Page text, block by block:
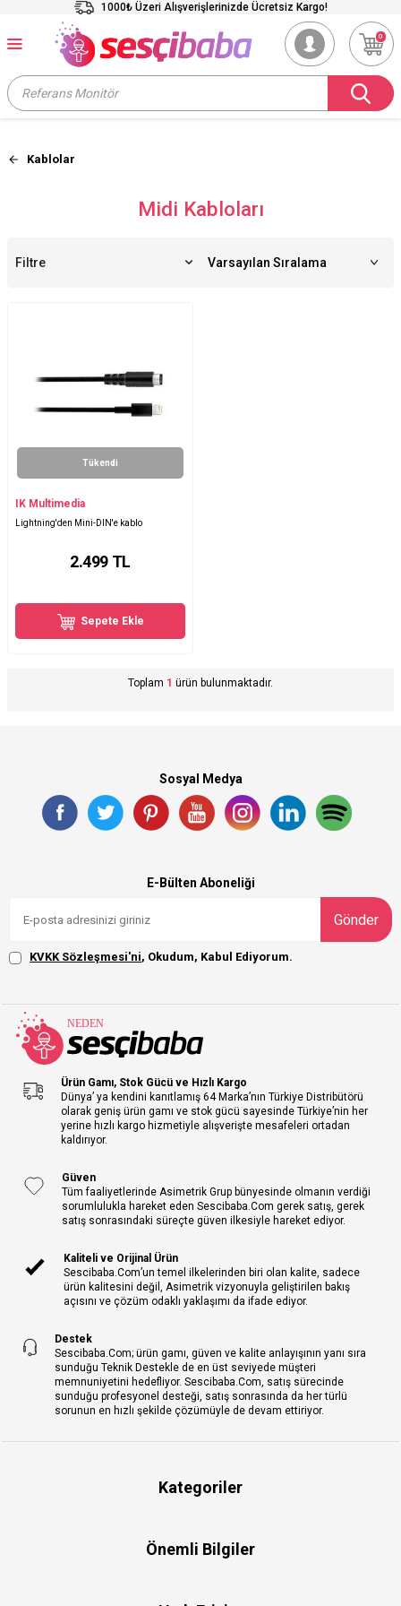
1000₺ Üzeri Alışverişlerinizde Ücretsiz Kargo!
0
Kablolar
Midi Kabloları
Filtre
Tükendi
IK Multimedia
Lightning'den Mini-DIN'e kablo
2.499 TL
Sepete Ekle
Toplam 1 ürün bulunmaktadır.
Sosyal Medya
E-Bülten Aboneliği
Gönder
KVKK Sözleşmesi'ni, Okudum, Kabul Ediyorum.
Ürün Gamı, Stok Gücü ve Hızlı Kargo
Dünya’ ya kendini kanıtlamış 64 Marka’nın Türkiye Distribütörü
olarak geniş ürün gamı ve stok gücü sayesinde Türkiye’nin her
yerine hızlı kargo hizmetiyle alışverişte mesafeleri ortadan
kaldırıyor.
Güven
Tüm faaliyetlerinde Asimetrik Grup bünyesinde olmanın verdiği
sorumlulukla hareket eden Sescibaba.Com gerek satış, gerek
satış sonrasındaki süreçte güven ilkesiyle hareket ediyor.
Kaliteli ve Orijinal Ürün
Sescibaba.Com’un temel ilkelerinden biri olan kalite, sadece
ürün kalitesini değil, Asimetrik vizyonuyla geliştirilen bakış
açısını ve çözüm odaklı yaklaşımı da ifade ediyor.
Destek
Sescibaba.Com; ürün gamı, güven ve kalite anlayışının yanı sıra
sunduğu Teknik Destekle de en üst seviyede müşteri
memnuniyetini hedefliyor. Sescibaba.Com, satış sürecinde
sunduğu profesyonel desteği, satış sonrasında da her türlü
sorunun en hızlı şekilde çözümüyle de devam ettiriyor.
Kategoriler
Önemli Bilgiler